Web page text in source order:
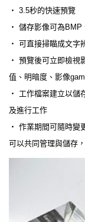
‧ 3.5秒的快速預覽
‧ 儲存影像可為BMP
‧ 可直接掃瞄成文字
‧ 預覽後可立即檢視
值、明暗度、影像
‧ 工作檔案建立以儲
及進行工作
‧ 作業期間可隨時變
可以共同管理與儲存